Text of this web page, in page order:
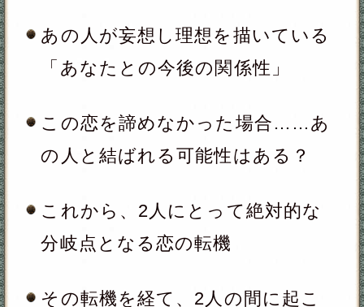
※みょうじとなまえは、それぞれ全角
7文字以内のひらがな をご使用下さい。
（必須）